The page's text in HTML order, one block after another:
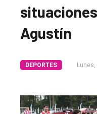
Agustín
DEPORTES Lunes,